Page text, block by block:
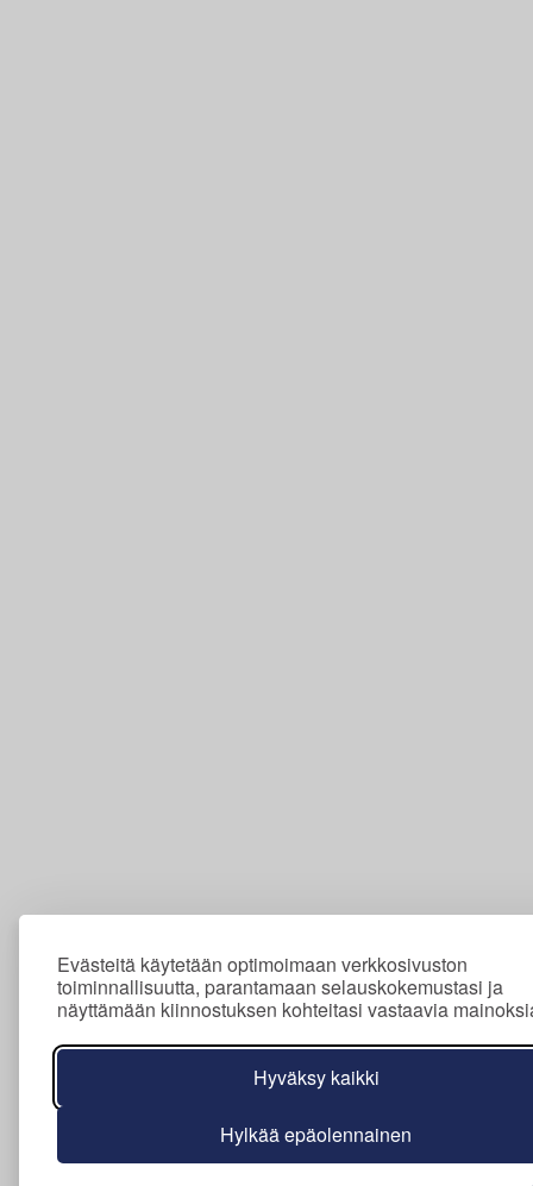
Evästeitä käytetään optimoimaan verkkosivuston
toiminnallisuutta, parantamaan selauskokemustasi ja
näyttämään kiinnostuksen kohteitasi vastaavia
Hyväksy kaikki
Hylkää epäolennainen